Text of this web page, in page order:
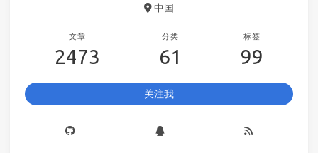
中国
文章
2473
分类
61
标签
99
关注我